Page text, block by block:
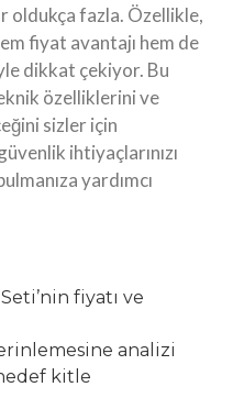
oldukça fazla. Özellikle,
fiyat avantajı hem de
dikkat çekiyor. Bu
özelliklerini ve
sizler için
ihtiyaçlarınızı
yardımcı
fiyatı ve
analizi
kitle